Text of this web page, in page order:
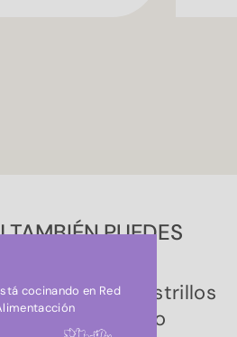
TAMBIÉN PUEDES
de los maestrillos
tiene su propio
cocinando en Red